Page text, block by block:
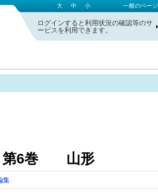
大 中 小 一般のページ
ログインすると利用状況の確認等のサ
ービスを利用できます。
第6巻 山形
集